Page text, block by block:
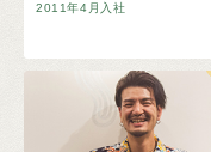
2011年4月入社